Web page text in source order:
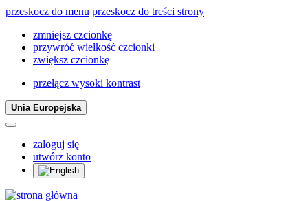
przeskocz do menu przeskocz do treści strony
zmniejsz czcionkę
przywróć wielkość czcionki
zwiększ czcionkę
przełącz wysoki kontrast
Unia Europejska
zaloguj się
utwórz konto